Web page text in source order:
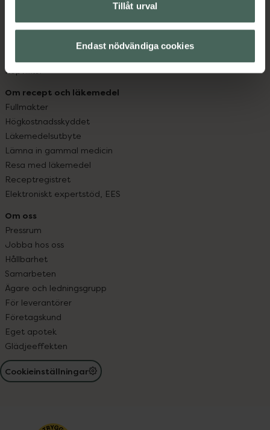
Tillåt urval
Endast nödvändiga cookies
Leverans, betalning och retur
Sajtens tillgänglighet
Köpvillkor
Om recept och läkemedel
Fullmakter
Högkostnadsskyddet
Läkemedelsutbyte
Lämna in gammal medicin
Resa med läkemedel
Receptregistret
Elektroniskt expertstöd, EES
Om oss
Pressrum
Jobba hos oss
Hållbarhet
Samarbeten
Ägare och ledningsgrupp
För leverantörer
Företagskund
Eget apotek
Glädjeeffekten
Cookieinställningar